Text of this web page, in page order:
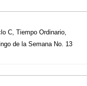
C, Tiempo Ordinario,
de la Semana No. 13